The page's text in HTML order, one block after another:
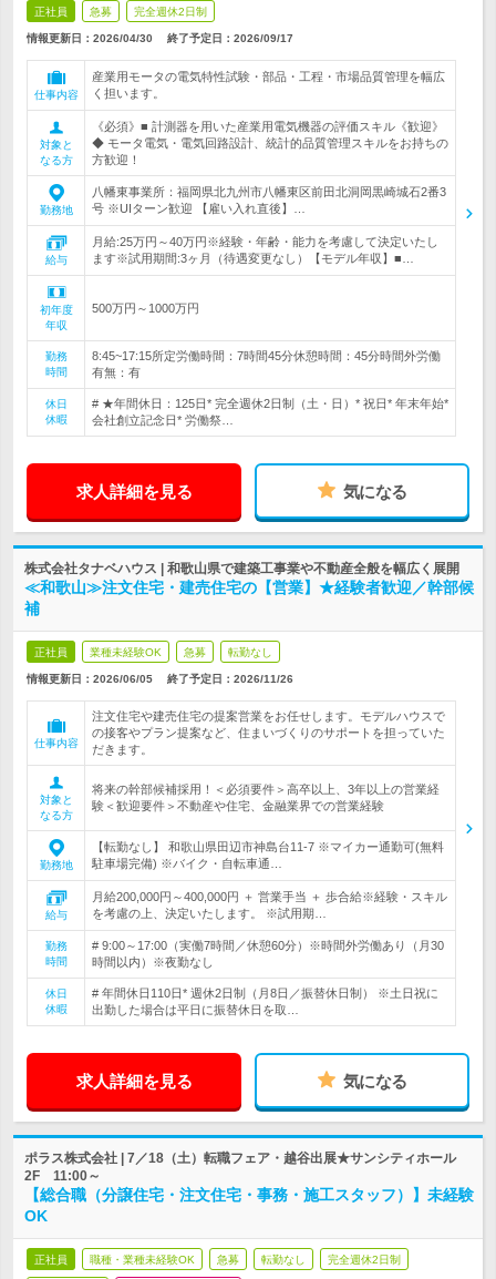
正社員 急募 完全週休2日制
情報更新日：2026/04/30 終了予定日： 2026/09/17
仕事内容
産業用モータの電気特性試験・部品・工程・市場品質管理を幅広
く担います。
対象と
なる方
《必須》■ 計測器を用いた産業用電気機器の評価スキル《歓迎》
◆ モータ電気・電気回路設計、統計的品質管理スキルをお持ちの
方歓迎！
勤務地
八幡東事業所：福岡県北九州市八幡東区前田北洞岡黒崎城石2番3
号 ※UIターン歓迎 【雇い入れ直後】…
給与
月給:25万円～40万円※経験・年齢・能力を考慮して決定いたし
ます※試用期間:3ヶ月（待遇変更なし）【モデル年収】■…
初年度
年収
500万円～1000万円
勤務
時間
8:45~17:15所定労働時間：7時間45分休憩時間：45分時間外労働
有無：有
休日
休暇
# ★年間休日：125日* 完全週休2日制（土・日）* 祝日* 年末年始*
会社創立記念日* 労働祭…
求人詳細を見る 気になる
株式会社タナベハウス | 和歌山県で建築工事業や不動産全般を幅広く展開
≪和歌山≫注文住宅・建売住宅の【営業】★経験者歓迎／幹部候
補
正社員 業種未経験OK 急募 転勤なし
情報更新日：2026/06/05 終了予定日： 2026/11/26
仕事内容
注文住宅や建売住宅の提案営業をお任せします。モデルハウスで
の接客やプラン提案など、住まいづくりのサポートを担っていた
だきます。
対象と
なる方
将来の幹部候補採用！＜必須要件＞高卒以上、3年以上の営業経
験＜歓迎要件＞不動産や住宅、金融業界での営業経験
勤務地
【転勤なし】 和歌山県田辺市神島台11-7 ※マイカー通勤可(無料
駐車場完備) ※バイク・自転車通…
給与
月給200,000円～400,000円 ＋ 営業手当 ＋ 歩合給※経験・スキル
を考慮の上、決定いたします。 ※試用期…
勤務
時間
# 9:00～17:00（実働7時間／休憩60分）※時間外労働あり（月30
時間以内）※夜勤なし
休日
休暇
# 年間休日110日* 週休2日制（月8日／振替休日制） ※土日祝に
出勤した場合は平日に振替休日を取…
求人詳細を見る 気になる
ポラス株式会社 | 7／18（土）転職フェア・越谷出展★サンシティホール
2F 11:00～
【総合職（分譲住宅・注文住宅・事務・施工スタッフ）】未経験
OK
正社員 職種・業種未経験OK 急募 転勤なし 完全週休2日制